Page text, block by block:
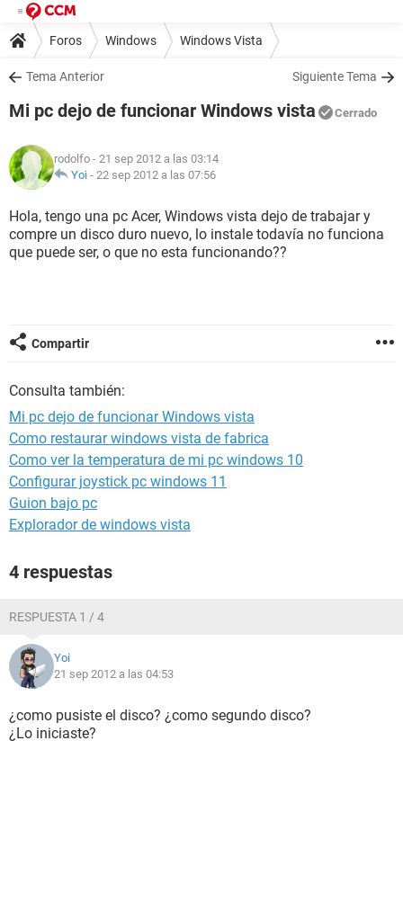
Foros Windows Windows Vista
Tema Anterior Siguiente Tema
Mi pc dejo de funcionar Windows vista Cerrado
rodolfo - 21 sep 2012 a las 03:14
Yoi - 22 sep 2012 a las 07:56
Hola, tengo una pc Acer, Windows vista dejo de trabajar y
compre un disco duro nuevo, lo instale todavía no funciona
que puede ser, o que no esta funcionando??
Compartir
Consulta también:
Mi pc dejo de funcionar Windows vista
Como restaurar windows vista de fabrica
Como ver la temperatura de mi pc windows 10
Configurar joystick pc windows 11
Guion bajo pc
Explorador de windows vista
4 respuestas
RESPUESTA 1 / 4
Yoi
21 sep 2012 a las 04:53
¿como pusiste el disco? ¿como segundo disco?
¿Lo iniciaste?